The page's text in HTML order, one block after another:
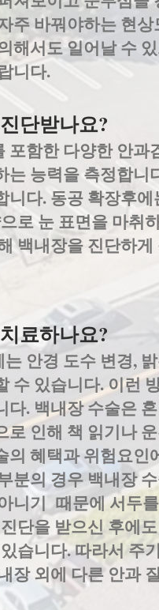
주 바꿔야하는 현
해서도 일어날 수
니다.
단받나요?
포함한 다양한 안
는 능력을 측정합
니다. 동공 확장후
로 눈 표면을 마취
백내장을 진단하게
료하나요?
안경 도수 변경,
수 있습니다. 이런
다. 백내장 수술은
로 인해 책 읽기나
의 혜택과 위험요
분의 경우 백내장
니기 때문에 서두
단을 받으신 후에
습니다. 따라서 주
장 외에 다른 안과